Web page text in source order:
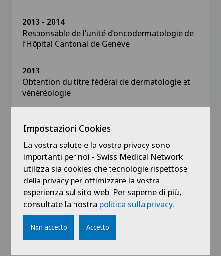
2013 - 2014
Responsable de l’unité d’oncodermatologie de
l’Hôpital Cantonal de Genève
2013
Obtention du titre fédéral de dermatologie et
vénéréologie
Réussite à l’examen FMH de dermatologie et
vénéréologie à Berne
2011 - 2013
Cheffe de clinique au service de dermatologie
de l’Hôpital Cantonal de Genève, Unité
d’oncodermatologie
2008 - 2011
Médecin interne au service de dermatologie de
Impostazioni Cookies
La vostra salute e la vostra privacy sono
importanti per noi - Swiss Medical Network
utilizza sia cookies che tecnologie rispettose
della privacy per ottimizzare la vostra
esperienza sul sito web. Per saperne di più,
consultate la nostra politica sulla privacy.
Non accetto Accetto